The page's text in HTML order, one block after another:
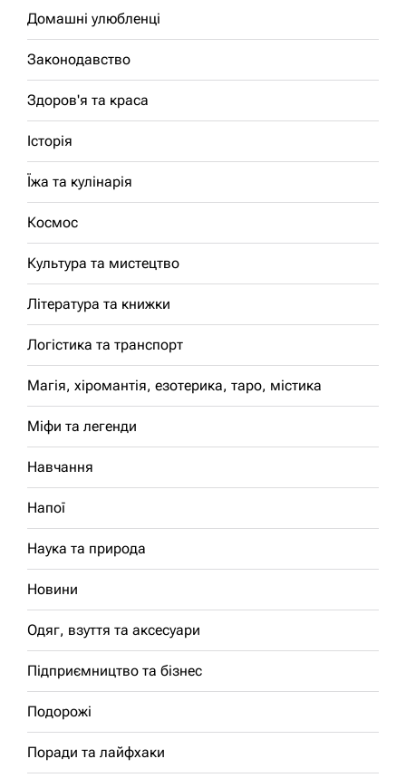
Домашні улюбленці
Законодавство
Здоров'я та краса
Історія
Їжа та кулінарія
Космос
Культура та мистецтво
Література та книжки
Логістика та транспорт
Магія, хіромантія, езотерика, таро, містика
Міфи та легенди
Навчання
Напої
Наука та природа
Новини
Одяг, взуття та аксесуари
Підприємництво та бізнес
Подорожі
Поради та лайфхаки